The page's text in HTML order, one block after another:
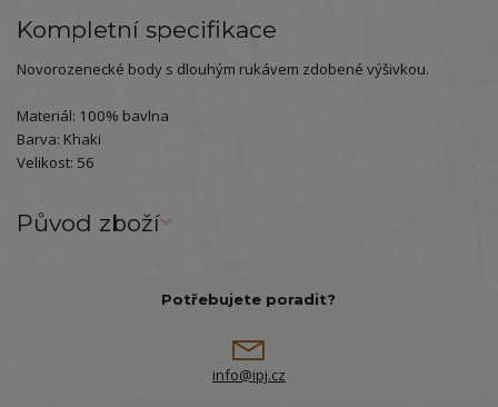
Kompletní specifikace
Novorozenecké body s dlouhým rukávem zdobené výšivkou.
Materiál: 100% bavlna
Barva: Khaki
Velikost: 56
Původ zboží
Potřebujete poradit?
info@ipj.cz